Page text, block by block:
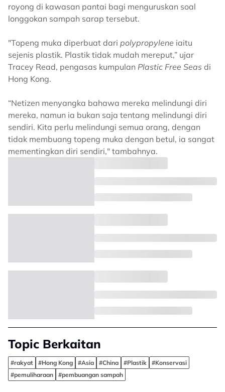
royong di kawasan pantai bagi menguruskan soal
longgokan sampah sarap tersebut.
"Topeng muka diperbuat dari polypropylene iaitu
sejenis plastik. Plastik tidak mudah mereput,” ujar
Tracey Read, pengasas kumpulan Plastic Free Seas di
Hong Kong.
“Netizen menyangka bahawa mereka melindungi diri
mereka, namun ia bukan saja tentang melindungi diri
sendiri. Kita perlu melindungi semua orang, dengan
tidak membuang topeng muka dengan betul, ia sangat
mementingkan diri sendiri," tambahnya.
Topic Berkaitan
#rakyat #Hong Kong #Asia #China #Plastik
#Konservasi
#pemuliharaan
#pembuangan sampah